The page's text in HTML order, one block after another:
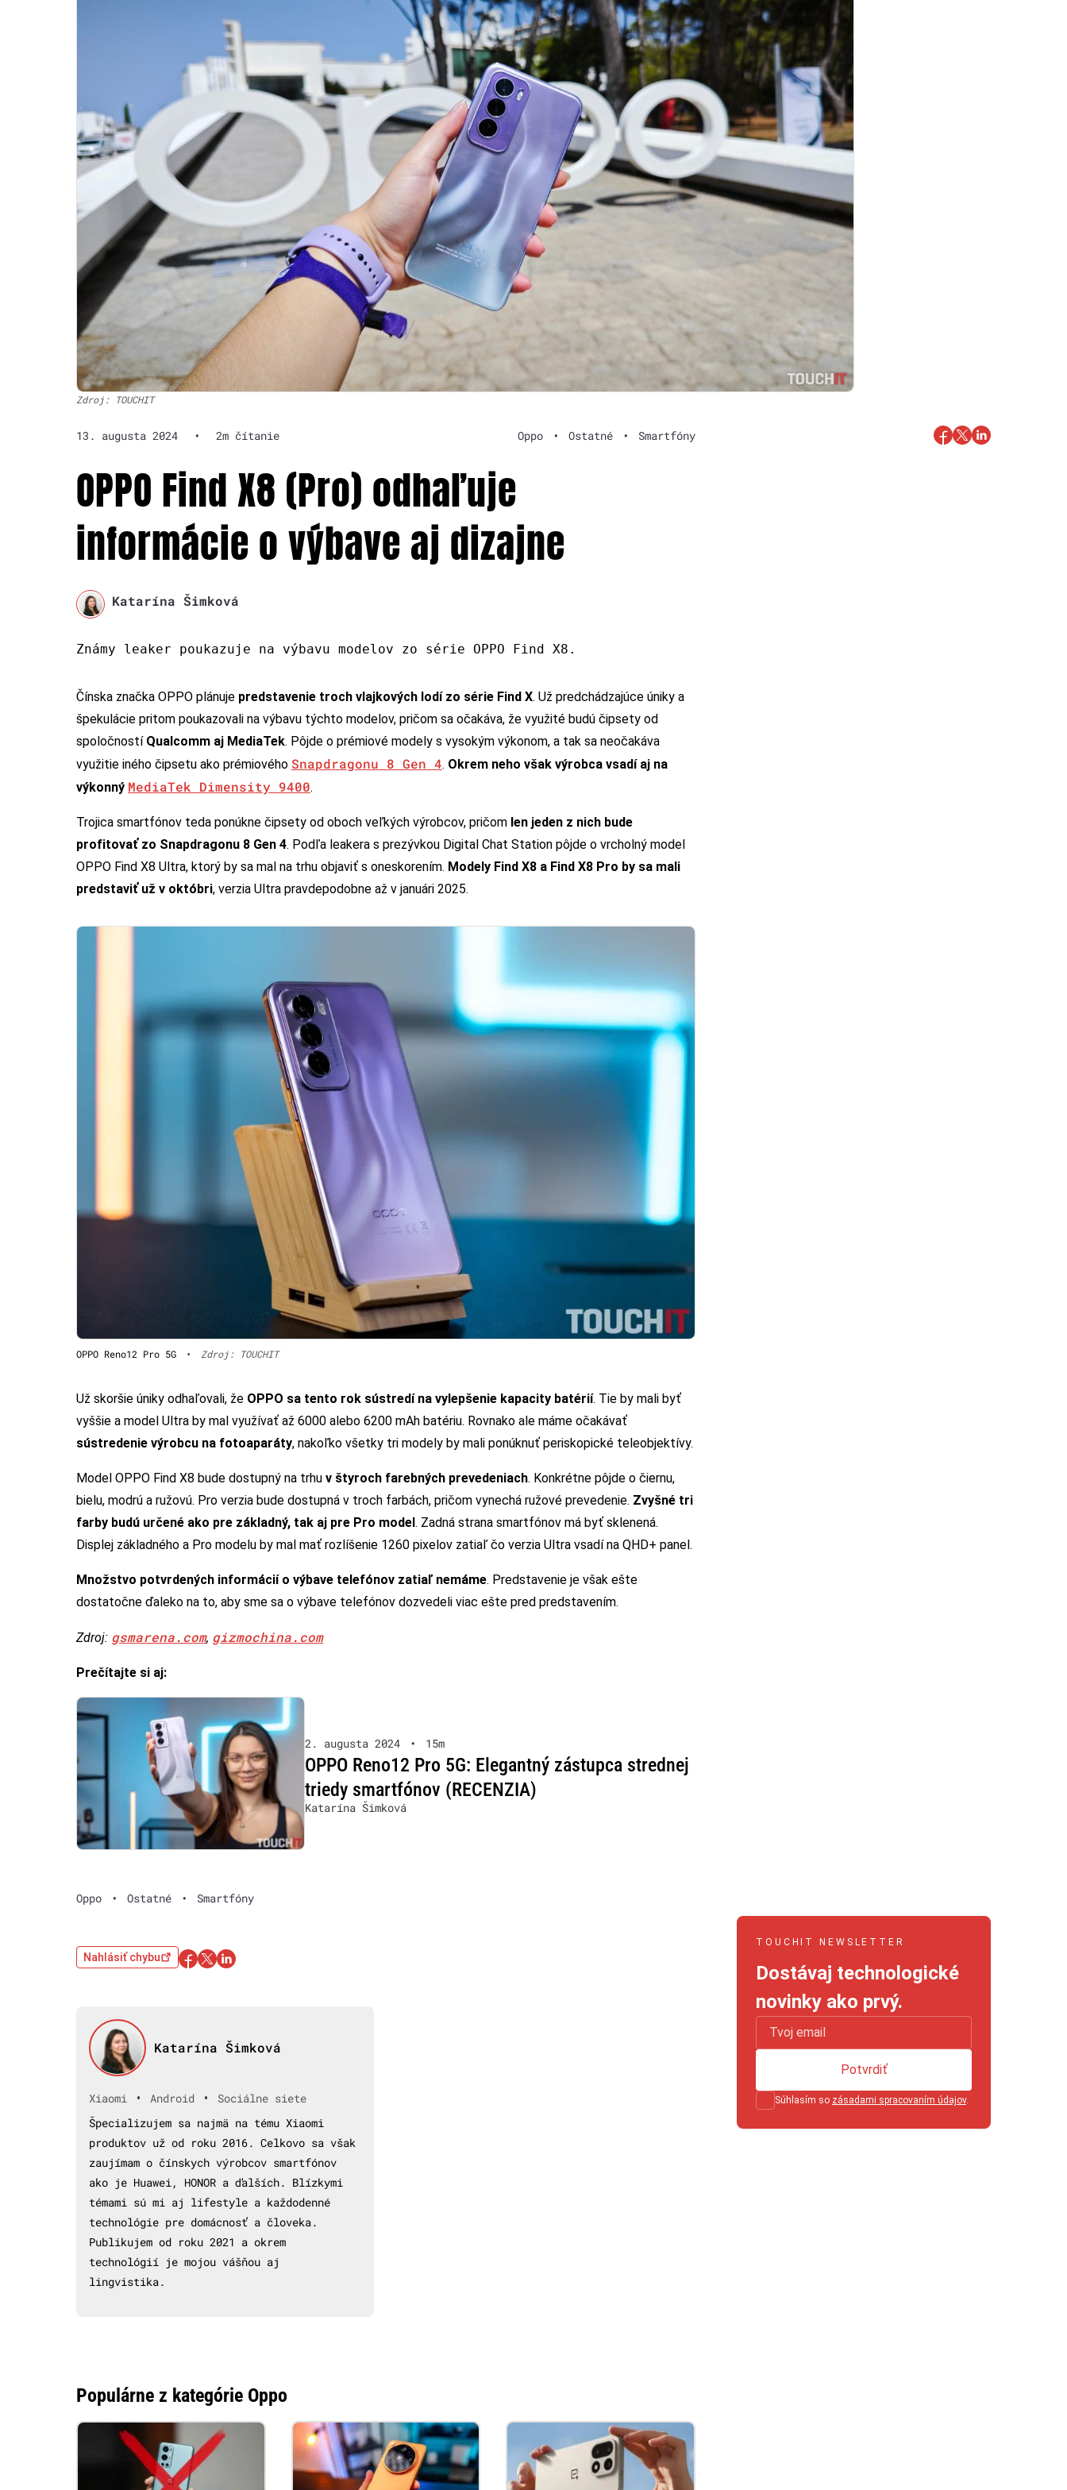
Zdroj: TOUCHIT
13. augusta 2024 • 2m čítanie Oppo • Ostatné • Smartfóny
OPPO Find X8 (Pro) odhaľuje
informácie o výbave aj dizajne
Katarína Šimková
Známy leaker poukazuje na výbavu modelov zo série OPPO Find X8.
Čínska značka OPPO plánuje predstavenie troch vlajkových lodí zo série Find X. Už predchádzajúce úniky a
špekulácie pritom poukazovali na výbavu týchto modelov, pričom sa očakáva, že využité budú čipsety od
spoločností Qualcomm aj MediaTek. Pôjde o prémiové modely s vysokým výkonom, a tak sa neočakáva
využitie iného čipsetu ako prémiového Snapdragonu 8 Gen 4. Okrem neho však výrobca vsadí aj na
výkonný MediaTek Dimensity 9400.
Trojica smartfónov teda ponúkne čipsety od oboch veľkých výrobcov, pričom len jeden z nich bude
profitovať zo Snapdragonu 8 Gen 4. Podľa leakera s prezývkou Digital Chat Station pôjde o vrcholný model
OPPO Find X8 Ultra, ktorý by sa mal na trhu objaviť s oneskorením. Modely Find X8 a Find X8 Pro by sa mali
predstaviť už v októbri, verzia Ultra pravdepodobne až v januári 2025.
OPPO Reno12 Pro 5G • Zdroj: TOUCHIT
Už skoršie úniky odhaľovali, že OPPO sa tento rok sústredí na vylepšenie kapacity batérií. Tie by mali byť
vyššie a model Ultra by mal využívať až 6000 alebo 6200 mAh batériu. Rovnako ale máme očakávať
sústredenie výrobcu na fotoaparáty, nakoľko všetky tri modely by mali ponúknuť periskopické teleobjektívy.
Model OPPO Find X8 bude dostupný na trhu v štyroch farebných prevedeniach. Konkrétne pôjde o čiernu,
bielu, modrú a ružovú. Pro verzia bude dostupná v troch farbách, pričom vynechá ružové prevedenie. Zvyšné tri
farby budú určené ako pre základný, tak aj pre Pro model. Zadná strana smartfónov má byť sklenená.
Displej základného a Pro modelu by mal mať rozlíšenie 1260 pixelov zatiaľ čo verzia Ultra vsadí na QHD+ panel.
Množstvo potvrdených informácií o výbave telefónov zatiaľ nemáme. Predstavenie je však ešte
dostatočne ďaleko na to, aby sme sa o výbave telefónov dozvedeli viac ešte pred predstavením.
Zdroj: gsmarena.com, gizmochina.com
Prečítajte si aj:
2. augusta 2024 • 15m
OPPO Reno12 Pro 5G: Elegantný zástupca strednej
triedy smartfónov (RECENZIA)
Katarína Šimková
Oppo • Ostatné • Smartfóny
Nahlásiť chybu
Katarína Šimková
Xiaomi • Android •
Sociálne siete
Špecializujem sa najmä na tému Xiaomi
produktov už od roku 2016. Celkovo sa však
zaujímam o čínskych výrobcov smartfónov
ako je Huawei, HONOR a ďalších. Blízkymi
témami sú mi aj lifestyle a každodenné
technológie pre domácnosť a človeka.
Publikujem od roku 2021 a okrem
technológií je mojou vášňou aj
lingvistika.
Populárne z kategórie Oppo
TOUCHIT NEWSLETTER
Dostávaj technologické
novinky ako prvý.
Súhlasím so zásadami spracovaním údajov.
Potvrdiť